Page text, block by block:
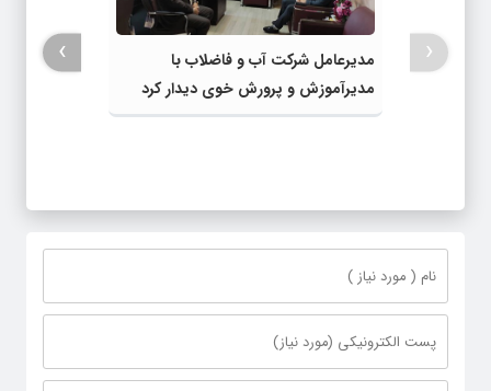
مدیرعامل شرکت آب و فاضلاب با
مدیرآموزش و پرورش خوی دیدار کرد
‹
›